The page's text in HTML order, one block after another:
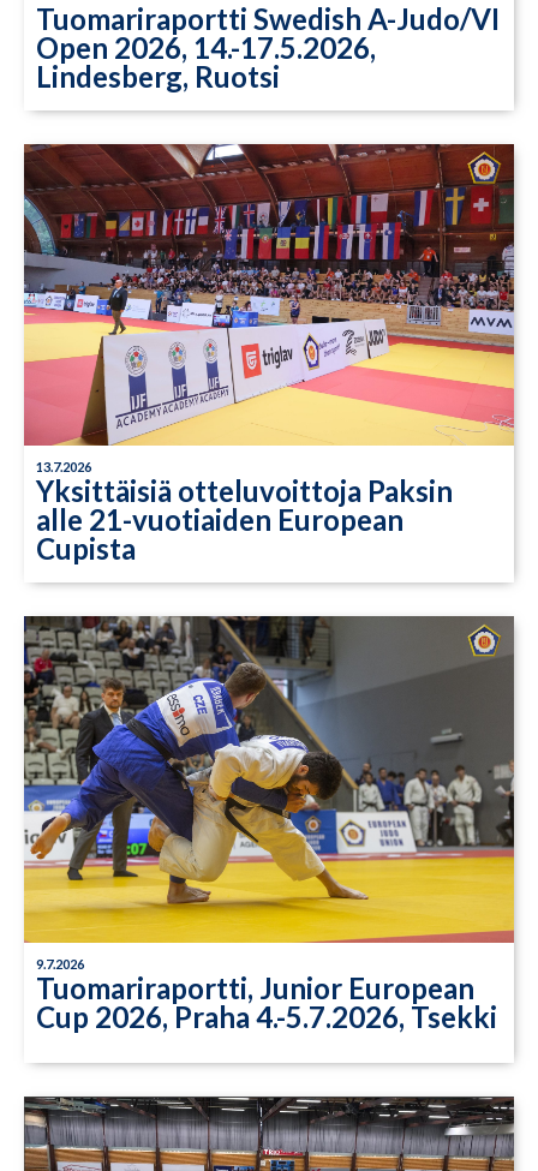
Tuomariraportti Swedish A-Judo/VI
Open 2026, 14.-17.5.2026,
Lindesberg, Ruotsi
13.7.2026
Yksittäisiä otteluvoittoja Paksin
alle 21-vuotiaiden European
Cupista
9.7.2026
Tuomariraportti, Junior European
Cup 2026, Praha 4.-5.7.2026, Tsekki